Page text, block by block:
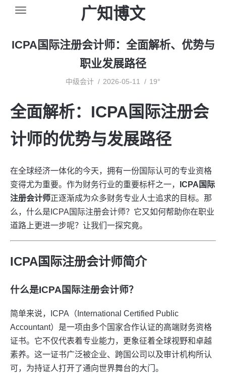
广知博文
ICPA国际注册会计师：全面解析、优势与
职业发展路径
中级会计 2026-05-11 19°
全面解析：ICPA国际注册会
计师的优势与发展路径
在全球经济一体化的今天，拥有一份国际认可的专业资格
变得尤为重要。作为财务行业的重要标杆之一，
ICPA国际
注册会计师正逐渐成为众多财务专业人士追求的目标。那
么，什么是ICPA国际注册会计师？它又如何帮助你在职业
道路上更进一步呢？让我们一探究竟。
ICPA国际注册会计师简介
什么是ICPA国际注册会计师？
简单来说，ICPA（International Certified Public
Accountant）是一项由多个国家合作认证的高端财务资格
证书。它不仅代表着专业能力，更象征着全球视野和卓越
素养。这一证书广泛被企业、跨国公司以及审计机构所认
可，为持证人打开了通向世界舞台的大门。